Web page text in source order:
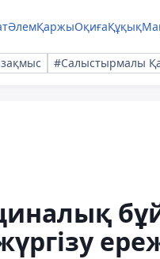
ӘлемҚаржыОқиғаҚұқық
#Салыстырмалы